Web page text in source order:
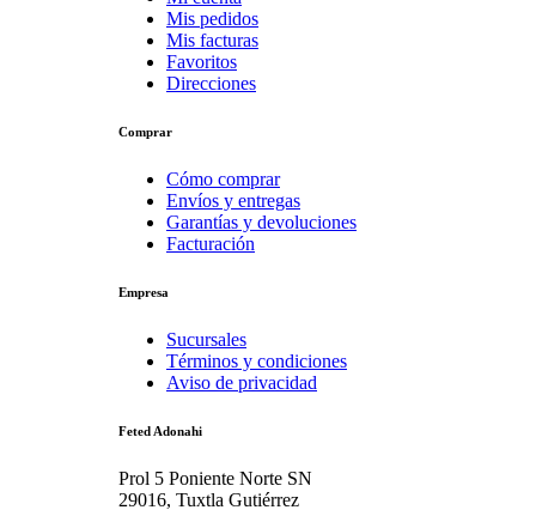
Mis pedidos
Mis facturas
Favoritos
Direcciones
Comprar
Cómo comprar
Envíos y entregas
Garantías y devoluciones
Facturación
Empresa
Sucursales
Términos y condiciones
Aviso de privacidad
Feted Adonahi
Prol 5 Poniente Norte SN
29016, Tuxtla Gutiérrez